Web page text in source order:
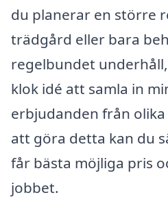
du planerar en större
trädgård eller bara
regelbundet
klok idé att samla in
erbjudanden från
att göra detta kan du
får bästa möjliga pris
jobbet.